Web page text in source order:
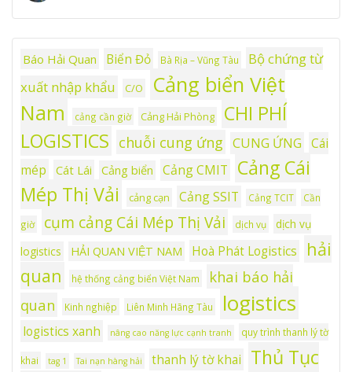
Báo Hải Quan Biển Đỏ Bà Rịa – Vũng Tàu
Bộ chứng từ
xuất nhập khẩu
C/O
Cảng biển Việt
Nam
cảng cần giờ Cảng Hải Phòng
CHI PHÍ
LOGISTICS chuỗi cung ứng CUNG ỨNG Cái
mép
Cát Lái Cảng biển Cảng CMIT
Cảng Cái
Mép Thị Vải
cảng cạn Cảng SSIT Cảng TCIT Cần
giờ cụm cảng Cái Mép Thị Vải dịch vụ
dịch vụ
logistics
HẢI QUAN VIỆT NAM Hoà Phát Logistics
hải
quan
hệ thống cảng biển Việt Nam
khai báo hải
quan
Kinh nghiệp Liên Minh Hãng Tàu logistics
logistics xanh nâng cao năng lực cạnh tranh quy trình thanh lý tờ
khai tag 1 Tai nạn hàng hải thanh lý tờ khai
Thủ Tục